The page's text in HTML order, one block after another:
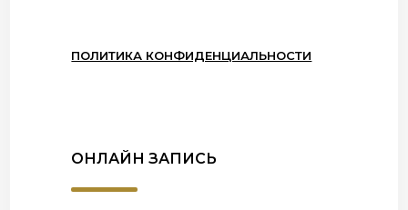
ПОЛИТИКА КОНФИДЕНЦИАЛЬНОСТИ
ОНЛАЙН ЗАПИСЬ